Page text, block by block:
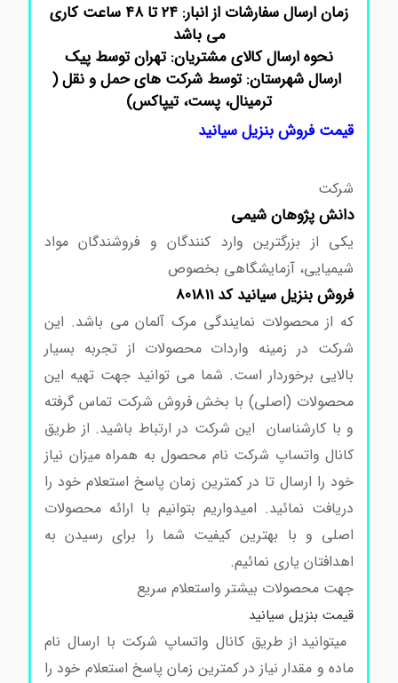
زمان ارسال سفارشات از انبار: ۲۴ تا ۴۸ ساعت کاری
می باشد
نحوه ارسال کالای مشتریان: تهران توسط پیک
ارسال شهرستان: توسط شرکت های حمل و نقل (
ترمینال، پست، تیپاکس)
قیمت فروش بنزیل سیانید
شرکت
دانش پژوهان شیمی
یکی از بزرگترین وارد کنندگان و فروشندگان مواد
شیمیایی، آزمایشگاهی بخصوص
فروش بنزیل سیانید کد 801811
که از محصولات نمایندگی مرک آلمان می باشد. این
شرکت در زمینه واردات محصولات از تجربه بسیار
بالایی برخوردار است. شما می توانید جهت تهیه این
محصولات (اصلی) با بخش فروش شرکت تماس گرفته
و با کارشناسان این شرکت در ارتباط باشید. از طریق
کانال واتساپ شرکت نام محصول به همراه میزان نیاز
خود را ارسال تا در کمترین زمان پاسخ استعلام خود را
دریافت نمائید. امیدواریم بتوانیم با ارائه محصولات
اصلی و با بهترین کیفیت شما را برای رسیدن به
اهدافتان یاری نمائیم.
جهت محصولات بیشتر واستعلام سریع
قیمت بنزیل سیانید
میتوانید از طریق کانال واتساپ شرکت با ارسال نام
ماده و مقدار نیاز در کمترین زمان پاسخ استعلام خود را